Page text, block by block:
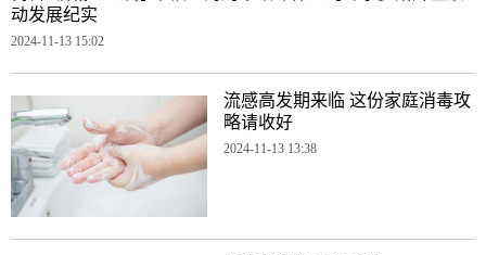
动发展纪实
2024-11-13 15:02
流感高发期来临 这份家庭消毒攻
略请收好
2024-11-13 13:38